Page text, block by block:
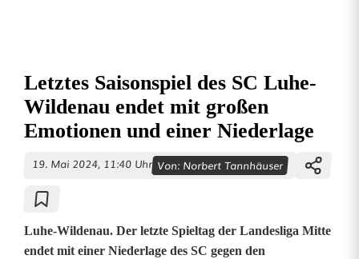
Letztes Saisonspiel des SC Luhe-
Wildenau endet mit großen
Emotionen und einer Niederlage
19. Mai 2024, 11:40 Uhr Von: Norbert Tannhäuser
Luhe-Wildenau. Der letzte Spieltag der Landesliga Mitte
endet mit einer Niederlage des SC gegen den